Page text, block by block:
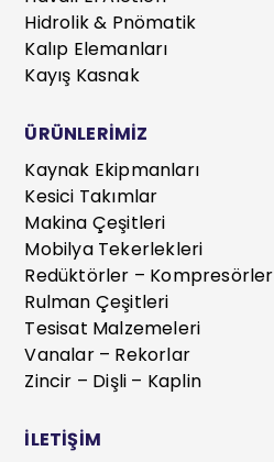
Hidrolik & Pnömatik
Kalıp Elemanları
Kayış Kasnak
ÜRÜNLERİMİZ
Kaynak Ekipmanları
Kesici Takımlar
Makina Çeşitleri
Mobilya Tekerlekleri
Redüktörler – Kompresörler
Rulman Çeşitleri
Tesisat Malzemeleri
Vanalar – Rekorlar
Zincir – Dişli – Kaplin
İLETİŞİM